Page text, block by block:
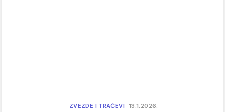
ZVEZDE I TRAČEVI 13.1.2026.